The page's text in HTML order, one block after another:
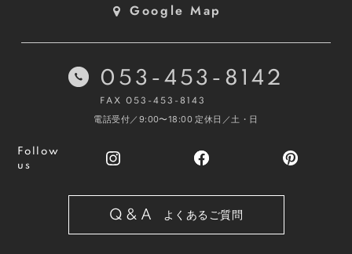
Google Map
053-453-8142
FAX 053-453-8143
電話受付／9:00〜18:00 定休日／土・日
Follow
us
Q&A よくあるご質問